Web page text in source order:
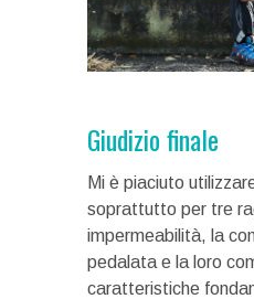
Giudizio finale
Mi è piaciuto
soprattutto per tre
impermeabilità, la
pedalata e la loro
caratteristiche